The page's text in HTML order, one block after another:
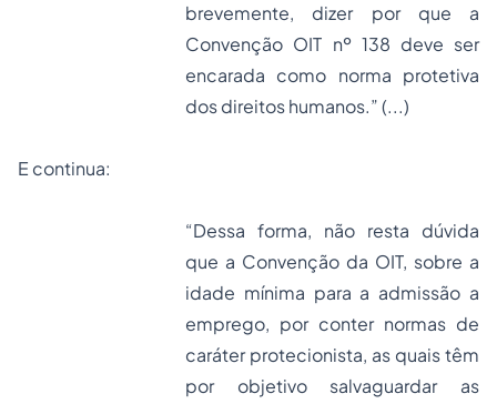
brevemente, dizer por que a
Convenção OIT nº 138 deve ser
encarada como norma protetiva
dos direitos humanos.” (...)
E continua:
“Dessa forma, não resta dúvida
que a Convenção da OIT, sobre a
idade mínima para a admissão a
emprego, por conter normas de
caráter protecionista, as quais têm
por objetivo salvaguardar as